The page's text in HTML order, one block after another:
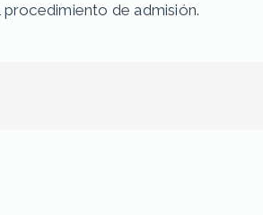
de admisión.